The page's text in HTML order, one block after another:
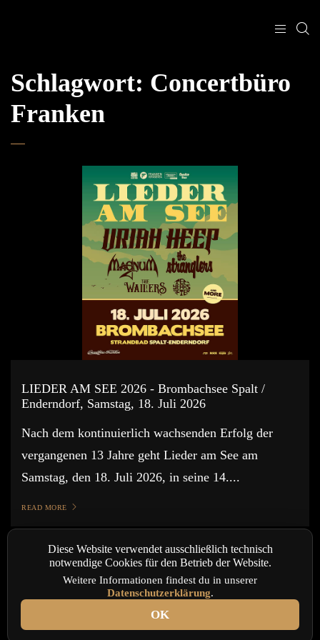
Schlagwort: Concertbüro
Franken
LIEDER AM SEE 2026 - Brombachsee Spalt /
Enderndorf, Samstag, 18. Juli 2026
Nach dem kontinuierlich wachsenden Erfolg der
vergangenen 13 Jahre geht Lieder am See am
Samstag, den 18. Juli 2026, in seine 14....
READ MORE
Diese Website verwendet ausschließlich technisch
notwendige Cookies für den Betrieb der Website.
Weitere Informationen findest du in unserer
Datenschutzerklärung.
OK